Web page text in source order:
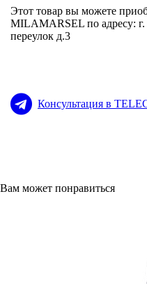
Этот товар вы можете
MILAMARSEL по адресу:
переулок д.3
Консультация в
Вам может понравиться